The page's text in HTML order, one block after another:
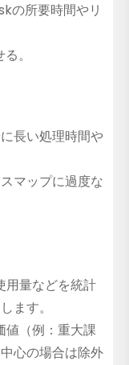
の所要時間やリ
。
長い処理時間や
マップに過度な
用量などを統計
ます。
値（例：重大課
心の場合は除外